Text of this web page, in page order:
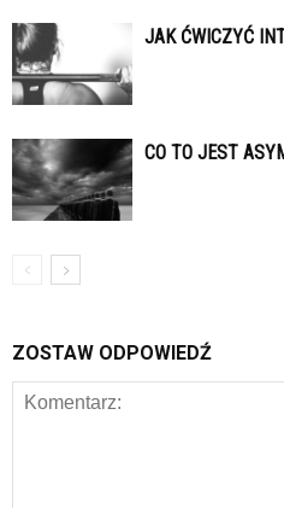
JAK ĆWICZYĆ
CO TO JEST
ZOSTAW ODPOWIEDŹ